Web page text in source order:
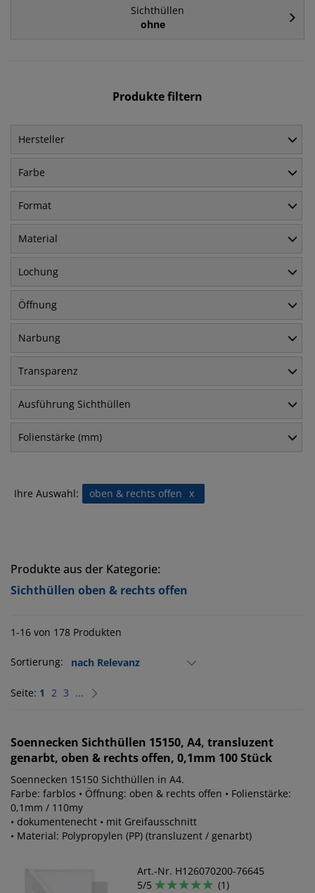
Sichthüllen
ohne
Produkte filtern
Hersteller
Farbe
Format
Material
Lochung
Öffnung
Narbung
Transparenz
Ausführung Sichthüllen
Folienstärke (mm)
Ihre Auswahl: x
oben & rechts offen
Produkte aus der Kategorie:
Sichthüllen oben & rechts offen
1-16 von 178 Produkten
Sortierung:
Seite: 1 2 3 ...
Soennecken Sichthüllen 15150, A4, transluzent
genarbt, oben & rechts offen, 0,1mm 100 Stück
Soennecken 15150 Sichthüllen in A4.
Farbe: farblos • Öffnung: oben & rechts offen • Folienstärke:
0,1mm / 110my
• dokumentenecht • mit Greifausschnitt
• Material: Polypropylen (PP) (transluzent / genarbt)
Art.-Nr. H126070200-76645
5/5
(1)